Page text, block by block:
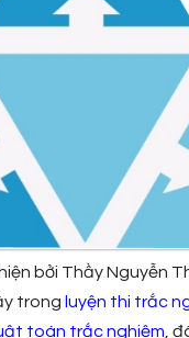
bởi Thầy Nguyễn
trong luyện thi trắc
toán trắc nghiệm ,